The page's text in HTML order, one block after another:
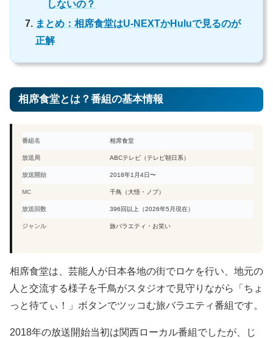
しないの？
まとめ：相席食堂はU-NEXTかHuluで見るのが
正解
相席食堂とは？番組の基本情報
番組名 相席食堂
放送局 ABCテレビ（テレビ朝日系）
放送開始 2018年1月4日〜
MC 千鳥（大悟・ノブ）
放送回数 396回以上（2026年5月現在）
ジャンル 旅バラエティ・お笑い
相席食堂は、芸能人が日本各地の街でロケを行い、地元の
人と交流する様子を千鳥がスタジオで見守りながら「ちょ
っと待てぃ！」ボタンでツッコむ旅バラエティ番組です。
2018年の放送開始当初は関西ローカル番組でしたが、じ